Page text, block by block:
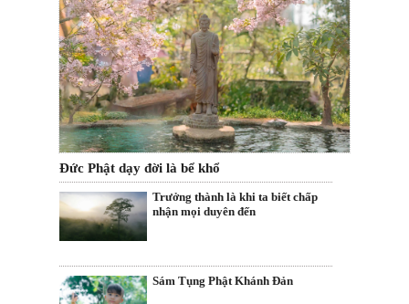
Đức Phật dạy đời là bể khổ
Trưởng thành là khi ta biết chấp
nhận mọi duyên đến
Sám Tụng Phật Khánh Đản